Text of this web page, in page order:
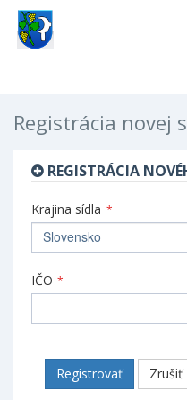
Registrácia novej
REGISTRÁCIA
Krajina sídla *
Slovensko
IČO *
Registrovať Zrušiť